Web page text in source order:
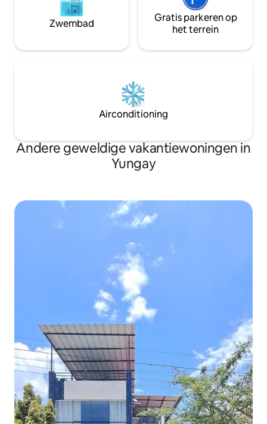
Zwembad
Gratis parkeren op
het terrein
Airconditioning
Andere geweldige vakantiewoningen in
Yungay